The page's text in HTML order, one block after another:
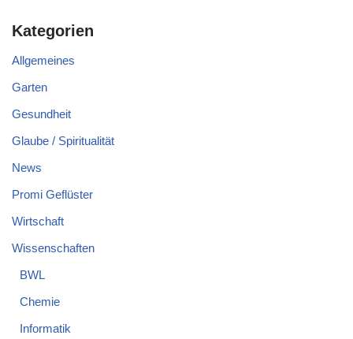
Kategorien
Allgemeines
Garten
Gesundheit
Glaube / Spiritualität
News
Promi Geflüster
Wirtschaft
Wissenschaften
BWL
Chemie
Informatik